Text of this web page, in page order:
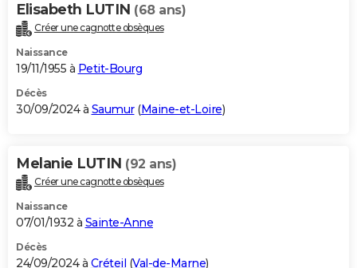
Elisabeth LUTIN (68 ans)
Créer une cagnotte obsèques
Naissance
19/11/1955 à Petit-Bourg
Décès
30/09/2024 à Saumur(Maine-et-Loire)
Melanie LUTIN (92 ans)
Créer une cagnotte obsèques
Naissance
07/01/1932 à Sainte-Anne
Décès
24/09/2024 à Créteil (Val-de-Marne)